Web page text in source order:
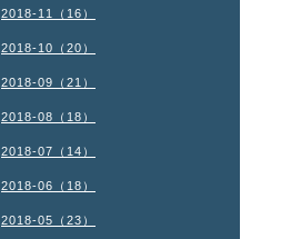
2018-11（16）
2018-10（20）
2018-09（21）
2018-08（18）
2018-07（14）
2018-06（18）
2018-05（23）